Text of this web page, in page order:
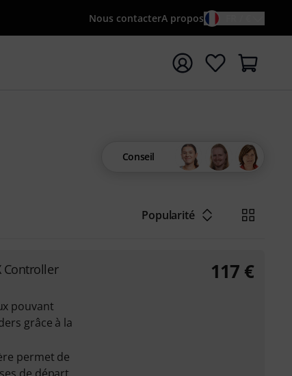
Nous contacterA propos
la recherche avec le terme de recherche
Conseil
Popularité
Controller
pouvant
grâce à la
permet de
117 €